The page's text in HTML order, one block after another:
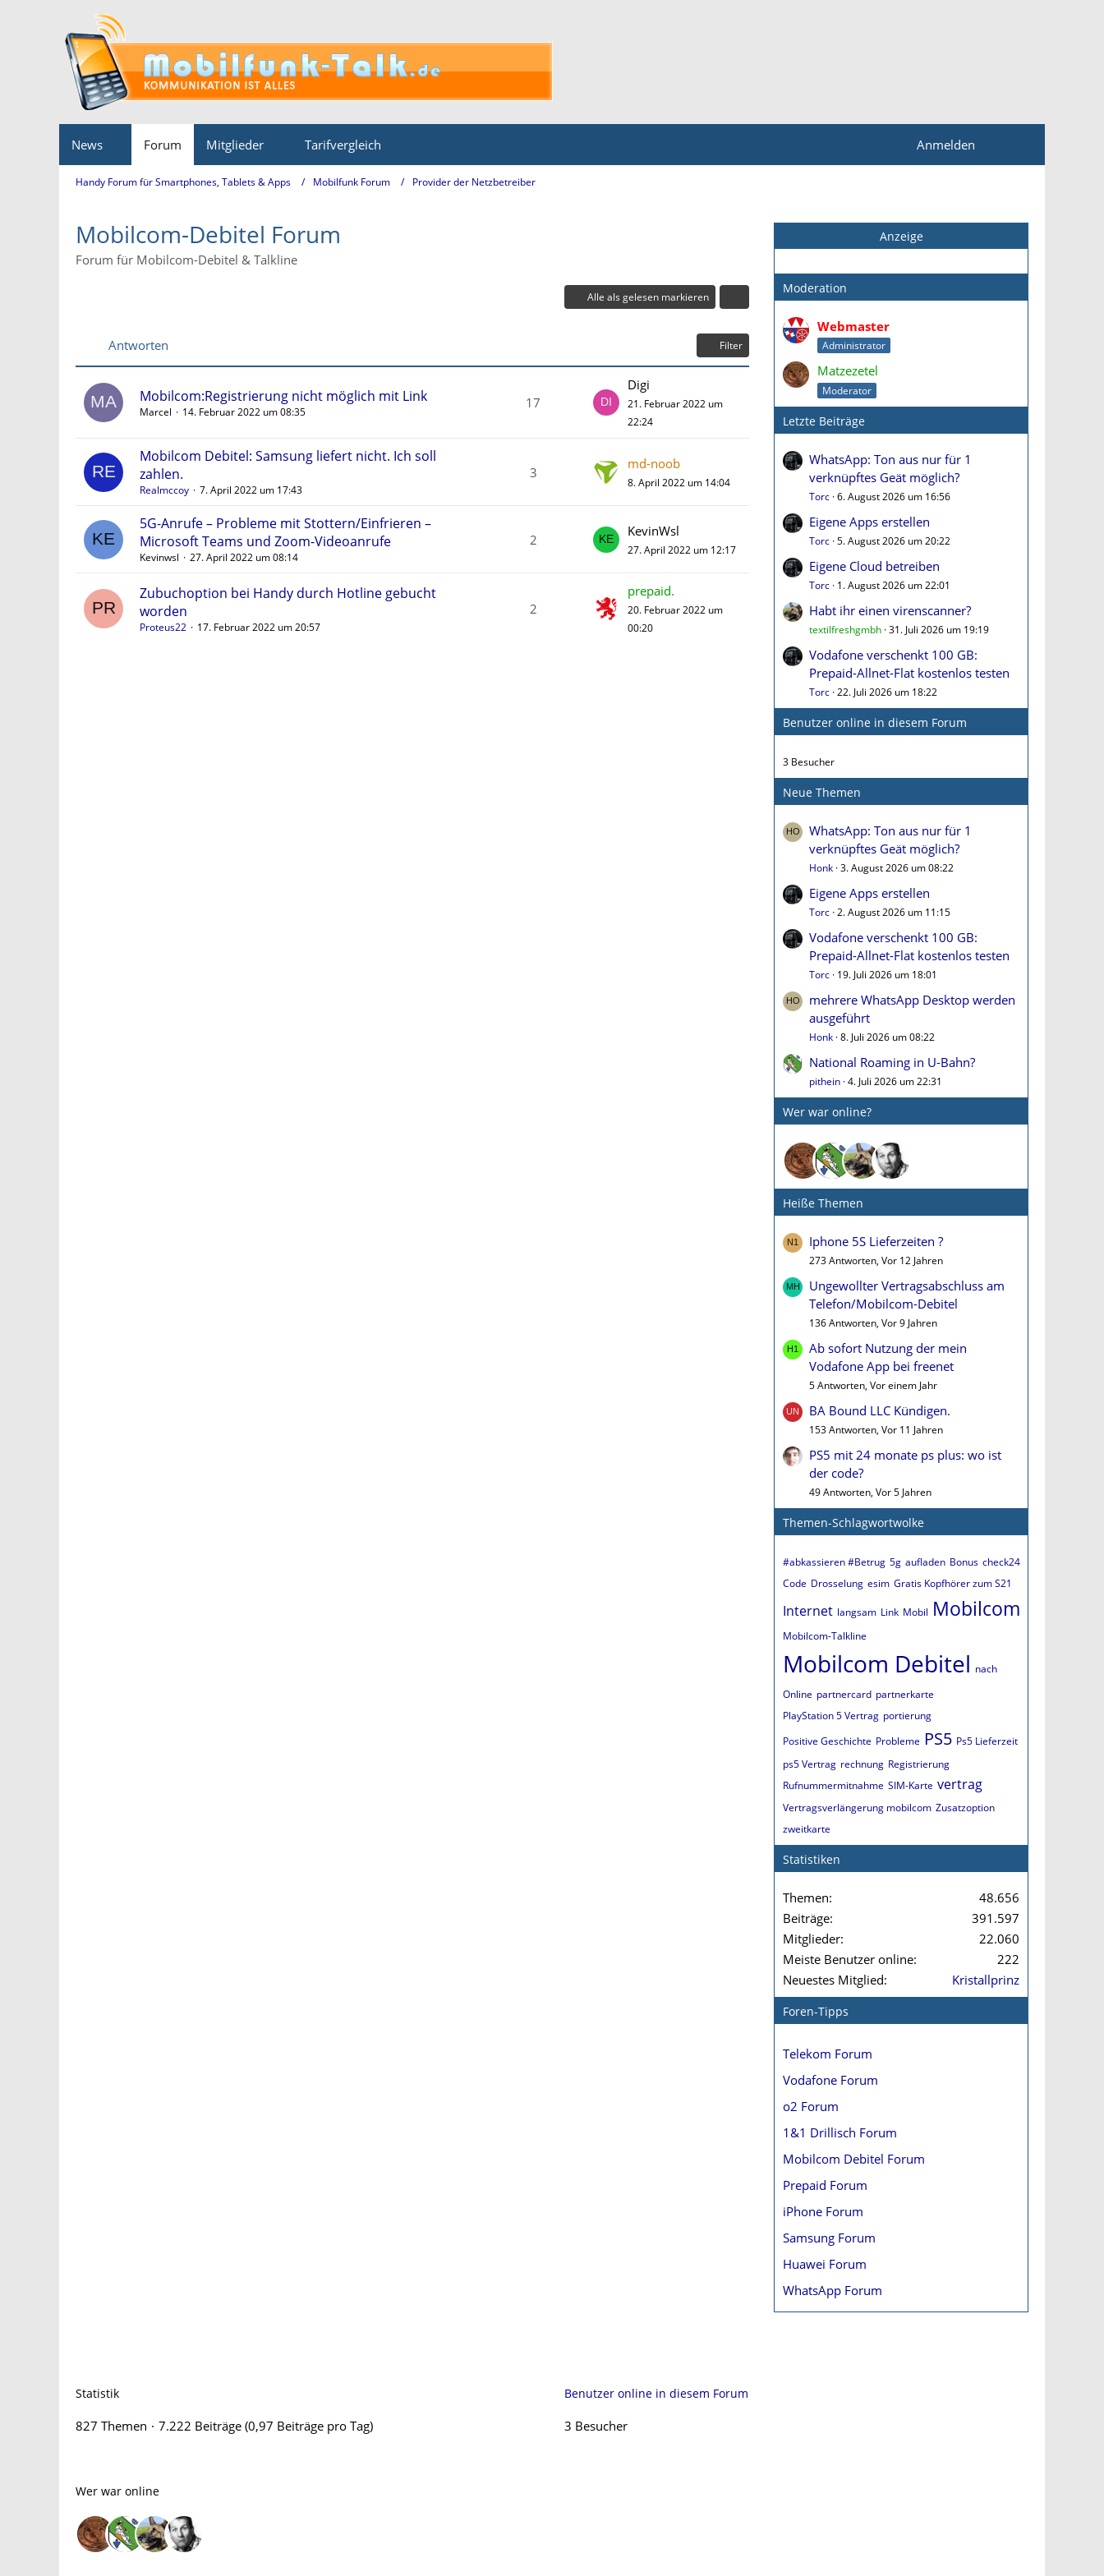
News Forum Mitglieder Tarifvergleich Anmelden
Handy Forum für Smartphones, Tablets & Apps Mobilfunk Forum Provider der Netzbetreiber
Mobilcom-Debitel Forum
Forum für Mobilcom-Debitel & Talkline
Alle als gelesen markieren
Antworten Filter
Mobilcom:Registrierung nicht möglich mit Link
Marcel 14. Februar 2022 um 08:35
17
Digi
21. Februar 2022 um
22:24
Mobilcom Debitel: Samsung liefert nicht. Ich soll
zahlen.
Realmccoy 7. April 2022 um 17:43
3
md-noob
8. April 2022 um 14:04
5G-Anrufe – Probleme mit Stottern/Einfrieren –
Microsoft Teams und Zoom-Videoanrufe
Kevinwsl 27. April 2022 um 08:14
2
KevinWsl
27. April 2022 um 12:17
Zubuchoption bei Handy durch Hotline gebucht
worden
Proteus22 17. Februar 2022 um 20:57
2
prepaid.
20. Februar 2022 um
00:20
Anzeige
Moderation
Webmaster
Administrator
Matzezetel
Moderator
Letzte Beiträge
WhatsApp: Ton aus nur für 1
verknüpftes Geät möglich?
Torc 6. August 2026 um 16:56
Eigene Apps erstellen
Torc 5. August 2026 um 20:22
Eigene Cloud betreiben
Torc 1. August 2026 um 22:01
Habt ihr einen virenscanner?
textilfreshgmbh 31. Juli 2026 um 19:19
Vodafone verschenkt 100 GB:
Prepaid-Allnet-Flat kostenlos testen
Torc 22. Juli 2026 um 18:22
Benutzer online in diesem Forum
3 Besucher
Neue Themen
WhatsApp: Ton aus nur für 1
verknüpftes Geät möglich?
Honk 3. August 2026 um 08:22
Eigene Apps erstellen
Torc 2. August 2026 um 11:15
Vodafone verschenkt 100 GB:
Prepaid-Allnet-Flat kostenlos testen
Torc 19. Juli 2026 um 18:01
mehrere WhatsApp Desktop werden
ausgeführt
Honk 8. Juli 2026 um 08:22
National Roaming in U-Bahn?
pithein 4. Juli 2026 um 22:31
Wer war online?
Heiße Themen
Iphone 5S Lieferzeiten ?
273 Antworten, Vor 12 Jahren
Ungewollter Vertragsabschluss am
Telefon/Mobilcom-Debitel
136 Antworten, Vor 9 Jahren
Ab sofort Nutzung der mein
Vodafone App bei freenet
5 Antworten, Vor einem Jahr
BA Bound LLC Kündigen.
153 Antworten, Vor 11 Jahren
PS5 mit 24 monate ps plus: wo ist
der code?
49 Antworten, Vor 5 Jahren
Themen-Schlagwortwolke
#abkassieren #Betrug 5g aufladen Bonus check24
Code Drosselung esim Gratis Kopfhörer zum S21
Internet langsam Link Mobil Mobilcom
Mobilcom-Talkline
Mobilcom Debitel nach
Online partnercard partnerkarte
PlayStation 5 Vertrag portierung
Positive Geschichte Probleme PS5 Ps5 Lieferzeit
ps5 Vertrag rechnung Registrierung
Rufnummermitnahme SIM-Karte vertrag
Vertragsverlängerung mobilcom Zusatzoption
zweitkarte
Statistiken
Themen
48.656
Beiträge
391.597
Mitglieder
22.060
Meiste Benutzer online
222
Neuestes Mitglied
Kristallprinz
Foren-Tipps
Telekom Forum
Vodafone Forum
o2 Forum
1&1 Drillisch Forum
Mobilcom Debitel Forum
Prepaid Forum
iPhone Forum
Samsung Forum
Huawei Forum
WhatsApp Forum
Statistik
827 Themen 7.222 Beiträge (0,97 Beiträge pro Tag)
Benutzer online in diesem Forum
3 Besucher
Wer war online